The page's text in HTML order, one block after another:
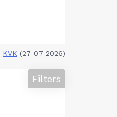
KVK (27-07-2026)
Filters